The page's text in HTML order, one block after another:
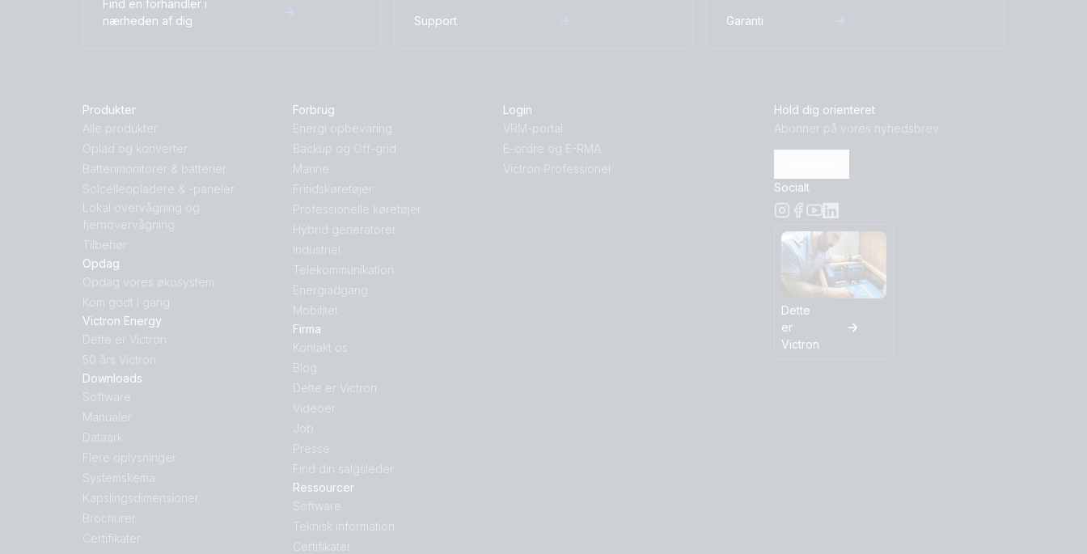
Find en forhandler i
nærheden af dig
Support Garanti
Produkter
Alle produkter
Oplad og konverter
Batterimonitorer & batterier
Solcelleopladere & -paneler
Lokal overvågning og
fjernovervågning
Tilbehør
Opdag
Opdag vores økosystem
Kom godt i gang
Victron Energy
Dette er Victron
50 års Victron
Downloads
Software
Manualer
Dataark
Flere oplysninger
Systemskema
Kapslingsdimensioner
Brochurer
Certifikater
Forbrug
Energi opbevaring
Backup og Off-grid
Marine
Fritidskøretøjer
Professionelle køretøjer
Hybrid generatorer
Industriel
Telekommunikation
Energiadgang
Mobilitet
Firma
Kontakt os
Blog
Dette er Victron
Videoer
Job
Presse
Find din salgsleder
Ressourcer
Software
Teknisk information
Certifikater
Login
VRM-portal
E-ordre og E-RMA
Victron Professionel
Hold dig orienteret
Abonner på vores nyhedsbrev
Socialt
Dette
er
Victron